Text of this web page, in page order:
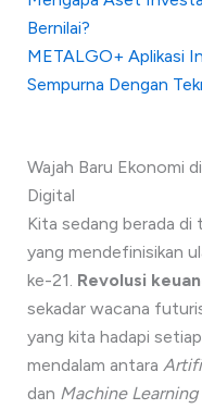
Bernilai?
METALGO+ Aplikasi
Sempurna Dengan
Wajah Baru Ekonomi
Digital
Kita sedang berada di
yang mendefinisikan
ke-21. Revolusi
sekadar wacana
yang kita hadapi
mendalam antara
dan Machine Learning